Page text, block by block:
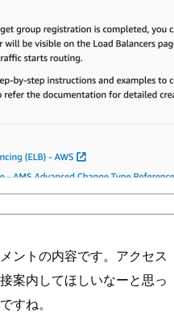
ントの内容です。アクセス
案内してほしいなーと思っ
すね。